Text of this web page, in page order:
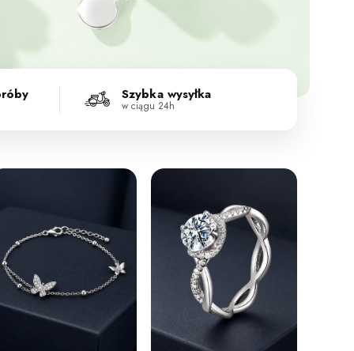
Szybka wysyłka
w ciągu 24h